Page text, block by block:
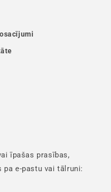
īpašas prasības,
pa e-pastu vai tālruni: